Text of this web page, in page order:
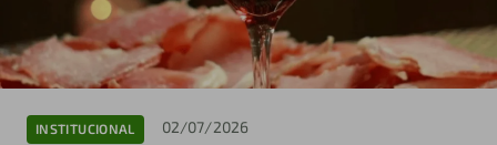
INSTITUCIONAL 02/07/2026